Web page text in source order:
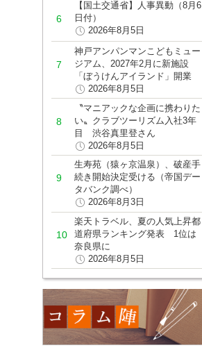
【国土交通省】人事異動（8月6
日付）
2026年8月5日
神戸アンパンマンこどもミュー
ジアム、2027年2月に新施設
「ぼうけんアイランド」開業
2026年8月5日
〝マニアックな企画に携わりた
い〟クラブツーリズム入社3年
目 渋谷真里登さん
2026年8月5日
生寿苑（猿ヶ京温泉）、破産手
続き開始決定受ける（帝国デー
タバンク調べ）
2026年8月3日
楽天トラベル、夏の人気上昇都
道府県ランキング発表 1位は
奈良県に
2026年8月5日